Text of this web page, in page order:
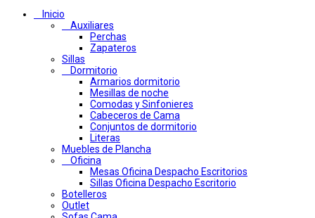
Inicio
Auxiliares
Perchas
Zapateros
Sillas
Dormitorio
Armarios dormitorio
Mesillas de noche
Comodas y Sinfonieres
Cabeceros de Cama
Conjuntos de dormitorio
Literas
Muebles de Plancha
Oficina
Mesas Oficina Despacho Escritorios
Sillas Oficina Despacho Escritorio
Botelleros
Outlet